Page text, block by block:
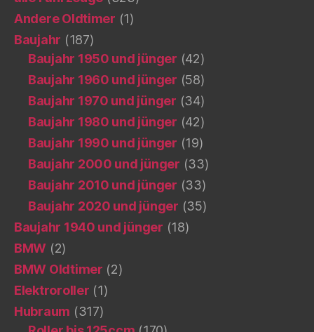
Andere Oldtimer (1)
Baujahr (187)
Baujahr 1950 und jünger (42)
Baujahr 1960 und jünger (58)
Baujahr 1970 und jünger (34)
Baujahr 1980 und jünger (42)
Baujahr 1990 und jünger (19)
Baujahr 2000 und jünger (33)
Baujahr 2010 und jünger (33)
Baujahr 2020 und jünger (35)
Baujahr 1940 und jünger (18)
BMW (2)
BMW Oldtimer (2)
Elektroroller (1)
Hubraum (317)